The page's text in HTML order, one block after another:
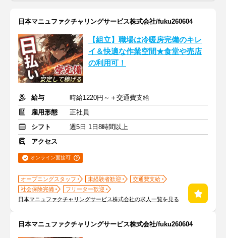
日本マニュファクチャリングサービス株式会社/fuku260604
【組立】職場は冷暖房完備のキレ
イ＆快適な作業空間★食堂や売店
の利用可！
給与
時給1220円～＋交通費支給
雇用形態
正社員
シフト
週5日 1日8時間以上
アクセス
オンライン面接可
オープニングスタッフ 未経験者歓迎
交通費支給
社会保険完備
フリーター歓迎
日本マニュファクチャリングサービス株式会社の求人一覧を見る
日本マニュファクチャリングサービス株式会社/fuku260604